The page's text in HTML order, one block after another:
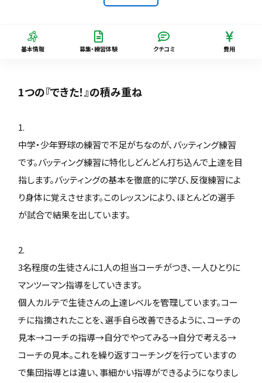
基本情報 募集・練習体験 クチコミ 費用
1つの『できた！』の積み重ね
1.
中学・少年野球の練習で不足がちなのが、バッティング練習
です。バッティング練習に特化しどんどん打ち込んで上達を目
指します。バッティングの基本を徹底的に学び、反復練習によ
り身体に覚えさせます。このレッスンにより、ほとんどの選手
が試合で結果を出しています。
2.
3名程度の生徒さんに1人の担当コーチがつき、一人ひとりに
マンツーマン指導をしていきます。
個人カルテで生徒さんの上達レベルを管理しています。コー
チに指摘されたことを、選手自ら改善できるように、コーチの
見本→コーチの指導→自分でやってみる→自分で考える→
コーチの見本。これを繰り返すコーチングを行っていますの
で集団指導とは違い、事細かい指導ができるようになりまし